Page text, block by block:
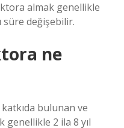
almak genellikle
süre değişebilir.
ne
bulunan ve
2 ila 8 yıl